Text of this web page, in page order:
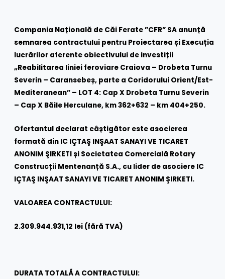
Compania Națională de Căi Ferate ”CFR” SA anunță
semnarea contractului pentru Proiectarea și Execuția
lucrărilor aferente obiectivului de investiții
„Reabilitarea liniei feroviare Craiova – Drobeta Turnu
Severin – Caransebeș, parte a Coridorului Orient/Est-
Mediteranean” – LOT 4: Cap X Drobeta Turnu Severin
– Cap X Băile Herculane, km 362+632 – km 404+250.
Ofertantul declarat câștigător este asocierea
formată din IC IÇTAŞ INŞAAT SANAYI VE TICARET
ANONIM ŞIRKETI și Societatea Comercială Rotary
Construcții Mentenanță S.A., cu lider de asociere IC
IÇTAŞ INŞAAT SANAYI VE TICARET ANONIM ŞIRKETI.
VALOAREA CONTRACTULUI:
2.309.944.931,12 lei (fără TVA)
DURATA TOTALĂ A CONTRACTULUI: